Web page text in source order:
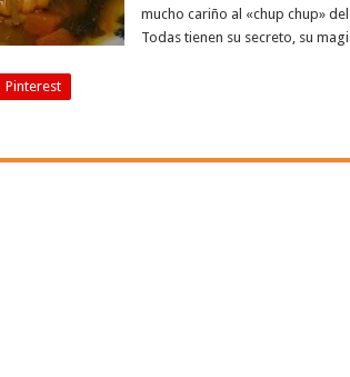
mucho cariño al «chup chup»
Todas tienen su secreto, su
Pinterest